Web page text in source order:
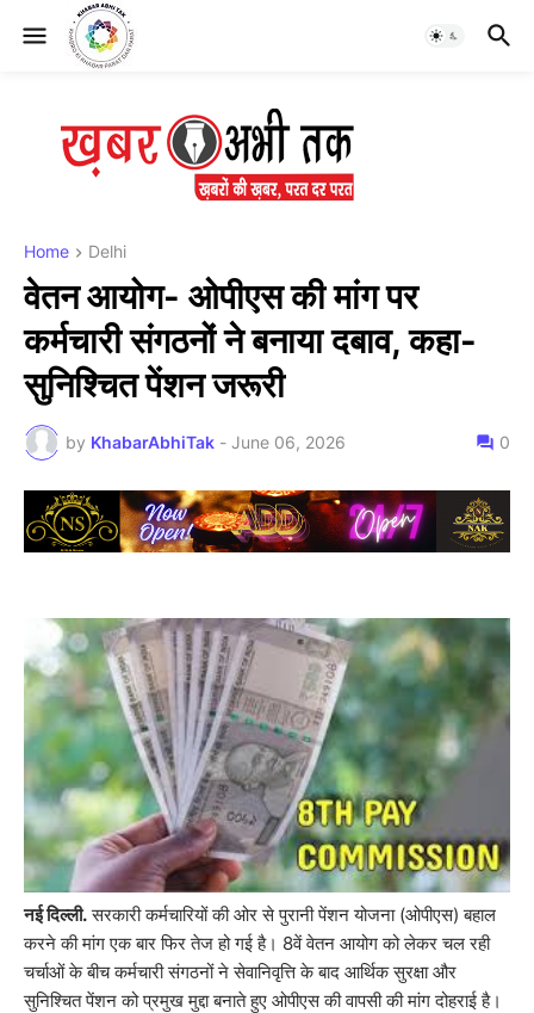
Home Delhi
वेतन आयोग- ओपीएस की मांग पर
कर्मचारी संगठनों ने बनाया दबाव, कहा-
सुनिश्चित पेंशन जरूरी
by KhabarAbhiTak - June 06, 2026 0
नई दिल्ली.सरकारी कर्मचारियों की ओर से पुरानी पेंशन योजना (ओपीएस) बहाल
करने की मांग एक बार फिर तेज हो गई है। 8वें वेतन आयोग को लेकर चल रही
चर्चाओं के बीच कर्मचारी संगठनों ने सेवानिवृत्ति के बाद आर्थिक सुरक्षा और
सुनिश्चित पेंशन को प्रमुख मुद्दा बनाते हुए ओपीएस की वापसी की मांग दोहराई है।